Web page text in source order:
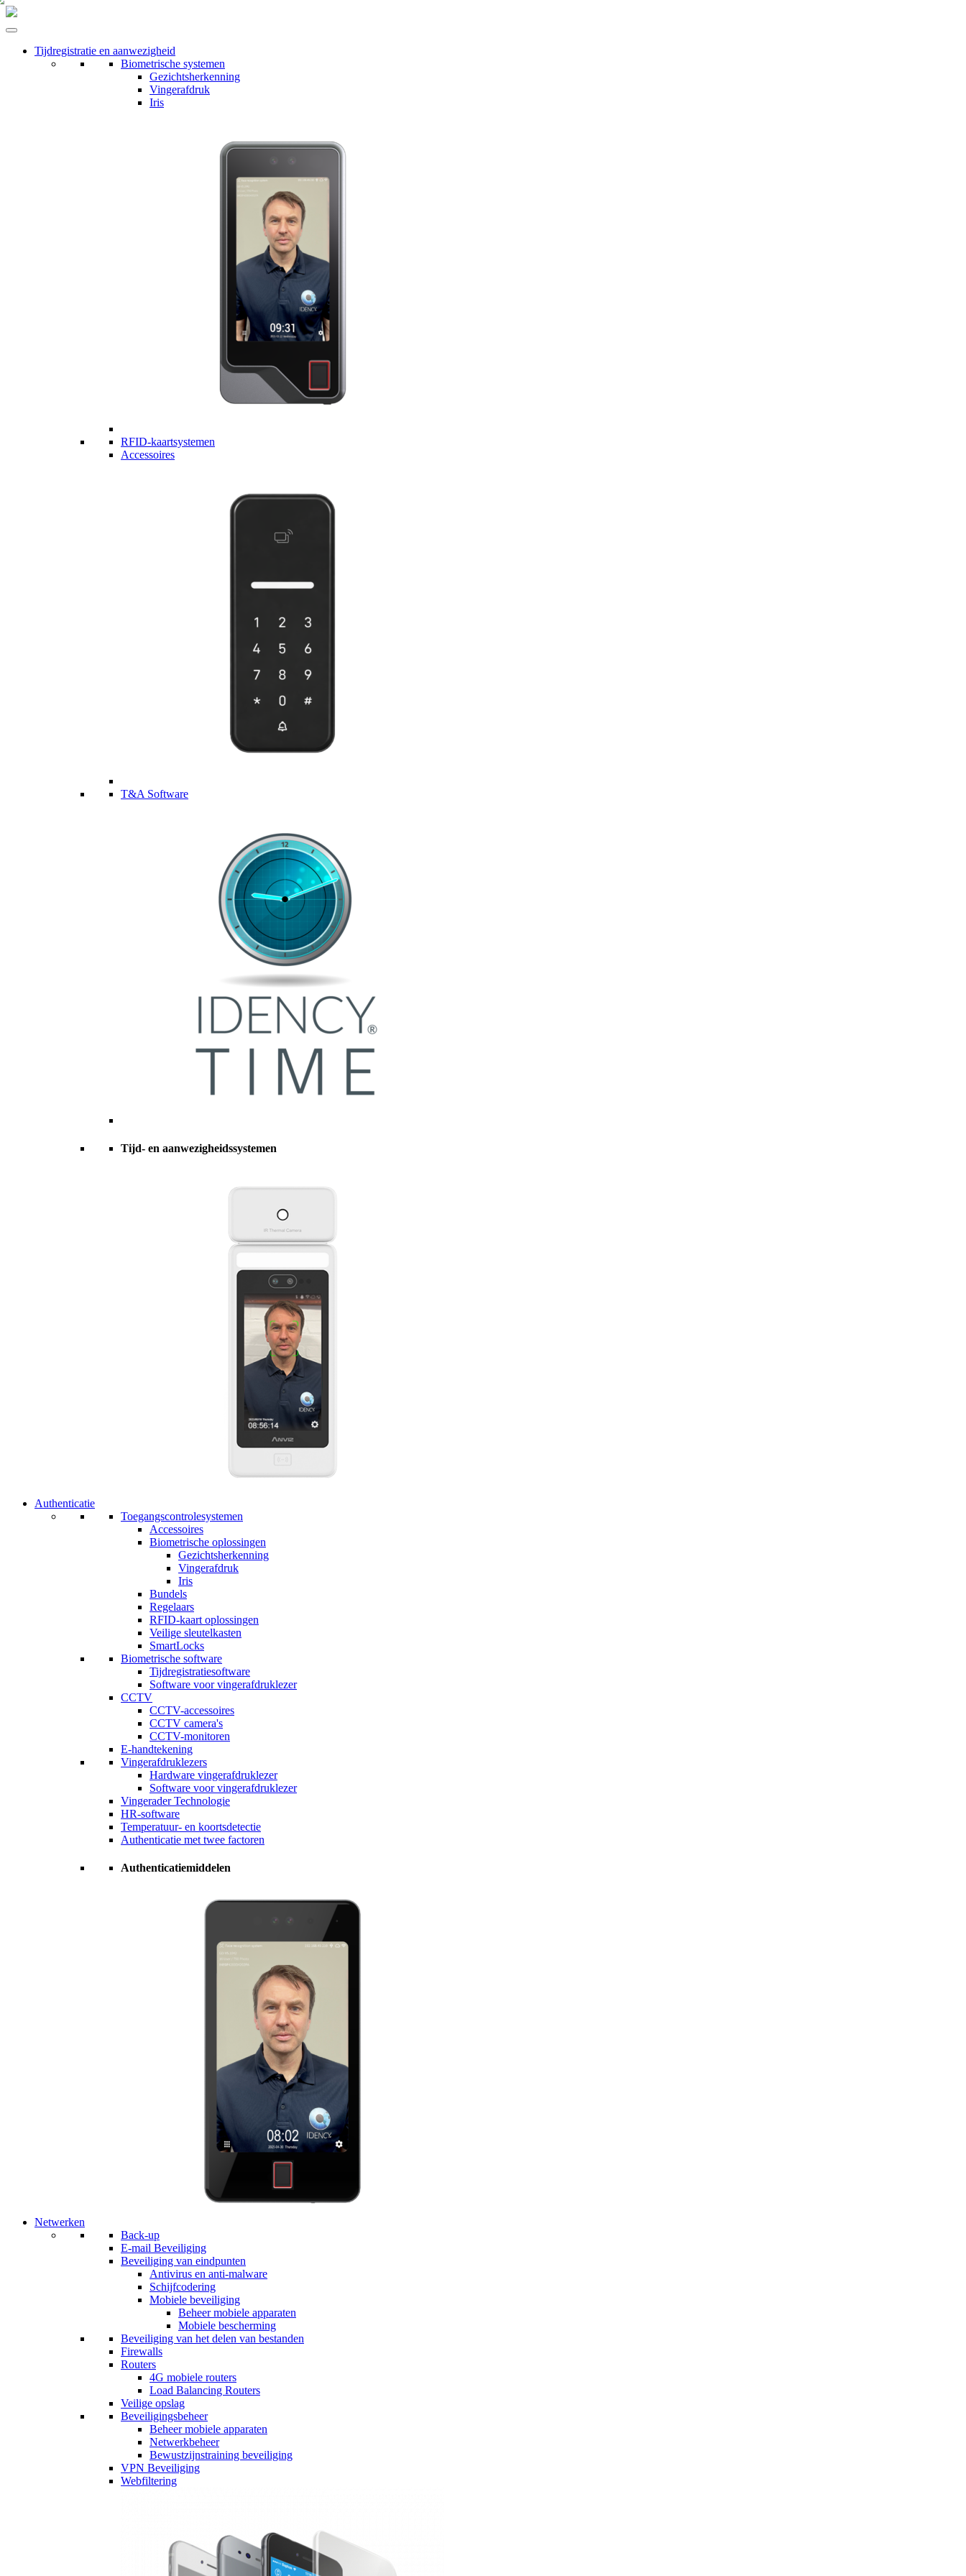
Tijdregistratie en aanwezigheid
Biometrische systemen
Gezichtsherkenning
Vingerafdruk
Iris
RFID-kaartsystemen
Accessoires
T&A Software
Tijd- en aanwezigheidssystemen
Authenticatie
Toegangscontrolesystemen
Accessoires
Biometrische oplossingen
Gezichtsherkenning
Vingerafdruk
Iris
Bundels
Regelaars
RFID-kaart oplossingen
Veilige sleutelkasten
SmartLocks
Biometrische software
Tijdregistratiesoftware
Software voor vingerafdruklezer
CCTV
CCTV-accessoires
CCTV camera's
CCTV-monitoren
E-handtekening
Vingerafdruklezers
Hardware vingerafdruklezer
Software voor vingerafdruklezer
Vingerader Technologie
HR-software
Temperatuur- en koortsdetectie
Authenticatie met twee factoren
Authenticatiemiddelen
Netwerken
Back-up
E-mail Beveiliging
Beveiliging van eindpunten
Antivirus en anti-malware
Schijfcodering
Mobiele beveiliging
Beheer mobiele apparaten
Mobiele bescherming
Beveiliging van het delen van bestanden
Firewalls
Routers
4G mobiele routers
Load Balancing Routers
Veilige opslag
Beveiligingsbeheer
Beheer mobiele apparaten
Netwerkbeheer
Bewustzijnstraining beveiliging
VPN Beveiliging
Webfiltering